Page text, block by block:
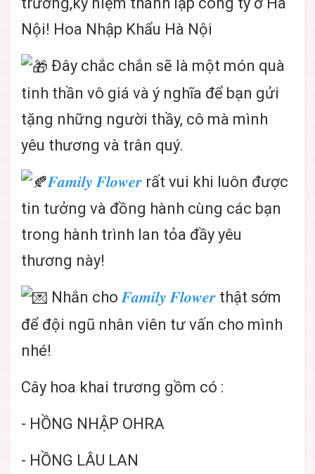
Nội! Hoa Nhập Khẩu Hà Nội
Đây chắc chắn sẽ là một món quà
tinh thần vô giá và ý nghĩa để bạn gửi
tặng những người thầy, cô mà mình
yêu thương và trân quý.
𝑭𝒂𝒎𝒊𝒍𝒚 𝑭𝒍𝒐𝒘𝒆𝒓 rất vui khi luôn được
tin tưởng và đồng hành cùng các bạn
trong hành trình lan tỏa đầy yêu
thương này!
Nhắn cho𝑭𝒂𝒎𝒊𝒍𝒚 𝑭𝒍𝒐𝒘𝒆𝒓 thật sớm
để đội ngũ nhân viên tư vấn cho mình
nhé!
Cây hoa khai trương gồm có :
- HỒNG NHẬP OHRA
- HỒNG LÂU LAN